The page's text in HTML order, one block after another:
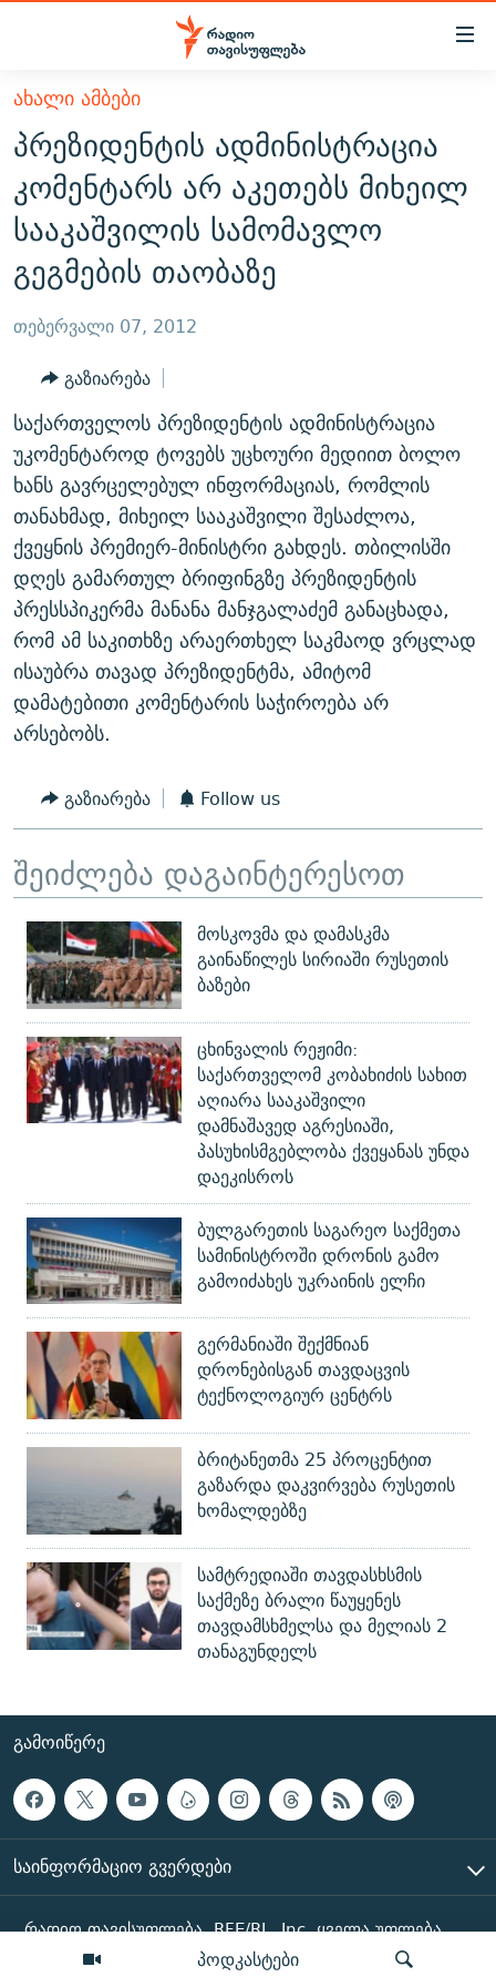
Accessibility
მთავარ
შინაარსზე
დაბრუნება
მთავარ
ნავიგაციაზე
დაბრუნება
ძიებაზე
დაბრუნება
ᲐᲮᲐᲚᲘ ᲐᲛᲑᲔᲑᲘ
ᲗᲔᲛᲔᲑᲘ
ᲞᲝᲚᲘᲢᲘᲙᲐ
ᲔᲙᲝᲜᲝᲛᲘᲙᲐ
ᲡᲐᲖᲝᲒᲐᲓᲝᲔᲑᲐ
ᲙᲣᲚᲢᲣᲠᲐ
ᲕᲘᲓᲔᲝ
ᲑᲚᲝᲒᲔᲑᲘ
ᲞᲝᲓᲙᲐᲡᲢᲔᲑᲘ
ᲐᲡᲐᲗᲘᲐᲜᲘᲡ ᲙᲣᲗᲮᲔ
60 ᲓᲔᲪᲘᲑᲔᲚᲘ
ᲒᲐᲜᲙᲘᲗᲮᲕᲘᲡ ᲓᲦᲔ
ᲓᲘᲚᲘᲡ ᲡᲐᲣᲑᲠᲔᲑᲘ
ᲛᲝᲚᲐᲞᲐᲠᲐᲙᲔ ᲢᲔᲥᲡᲢᲔᲑᲘ
ᲨᲘᲜ - ᲣᲪᲮᲝᲔᲗᲨᲘ
ᲚᲘᲢᲔᲠᲐᲢᲣᲠᲣᲚᲘ ᲬᲐᲮᲜᲐᲒᲔᲑᲘ
ᲐᲛᲔᲠᲘᲙᲣᲚᲘ ᲛᲝᲗᲮᲠᲝᲑᲐ
ᲘᲛᲞᲔᲠᲘᲐ ᲓᲐ ᲠᲐᲓᲘᲝ
ᲒᲐᲓᲐᲪᲔᲛᲔᲑᲘ
ᲤᲔᲜᲝᲕᲐᲜᲘ - 2.10
ᲞᲠᲝᲔᲥᲢᲔᲑᲘ
ᲣᲙᲠᲐᲘᲜᲐᲨᲘ ᲓᲐᲦᲣᲞᲣᲚᲘ ᲥᲐᲠᲗᲕᲔᲚᲘ ᲛᲔᲑᲠᲫᲝᲚᲔᲑᲘ - 2022
ᲓᲐᲛᲝᲣᲙᲘᲓᲔᲑᲚᲝᲑᲘᲡ 100 ᲬᲔᲚᲘ
ᲩᲔᲛᲘ ᲡᲘᲙᲕᲓᲘᲚᲘᲡ ᲛᲘᲖᲔᲖᲘᲐ COVID-19
11 ᲬᲔᲚᲘ - 11 ᲐᲛᲑᲐᲕᲘ
ᲡᲐᲞᲐᲠᲚᲐᲛᲔᲜᲢᲝ ᲐᲠᲩᲔᲕᲜᲔᲑᲘᲡ ᲘᲡᲢᲝᲠᲘᲐ
ᲑᲐᲕᲨᲕᲔᲑᲘ ᲞᲠᲝᲡᲢᲘᲢᲣᲪᲘᲐᲨᲘ - ᲐᲛᲝᲣᲗᲥᲛᲔᲚᲘ ᲐᲛᲑᲐᲕᲘ
5 ᲐᲛᲑᲐᲕᲘ - 20 ᲘᲕᲜᲘᲡᲡ ᲓᲐᲨᲐᲕᲔᲑᲣᲚᲔᲑᲘ
ᲐᲒᲕᲘᲡᲢᲝᲡ ᲝᲛᲘ
ЭХО КАВКАЗА
ᲒᲐᲛᲝᲘᲬᲔᲠᲔ
რთე/რთ-ის ყველა საიტი
პოდკასტები
ᲐᲮᲐᲚᲘ ᲐᲛᲑᲔᲑᲘ
პრეზიდენტის ადმინისტრაცია
კომენტარს არ აკეთებს მიხეილ
სააკაშვილის სამომავლო
გეგმების თაობაზე
თებერვალი 07, 2012
გაზიარება
საქართველოს პრეზიდენტის ადმინისტრაცია
უკომენტაროდ ტოვებს უცხოური მედიით ბოლო
ხანს გავრცელებულ ინფორმაციას, რომლის
თანახმად, მიხეილ სააკაშვილი შესაძლოა,
ქვეყნის პრემიერ-მინისტრი გახდეს. თბილისში
დღეს გამართულ ბრიფინგზე პრეზიდენტის
პრესსპიკერმა მანანა მანჯგალაძემ განაცხადა,
რომ ამ საკითხზე არაერთხელ საკმაოდ ვრცლად
ისაუბრა თავად პრეზიდენტმა, ამიტომ
დამატებითი კომენტარის საჭიროება არ
არსებობს.
გაზიარება Follow us
შეიძლება დაგაინტერესოთ
მოსკოვმა და დამასკმა
გაინაწილეს სირიაში რუსეთის
ბაზები
ცხინვალის რეჟიმი:
საქართველომ კობახიძის სახით
აღიარა სააკაშვილი
დამნაშავედ აგრესიაში,
პასუხისმგებლობა ქვეყანას უნდა
დაეკისროს
ბულგარეთის საგარეო საქმეთა
სამინისტროში დრონის გამო
გამოიძახეს უკრაინის ელჩი
გერმანიაში შექმნიან
დრონებისგან თავდაცვის
ტექნოლოგიურ ცენტრს
ბრიტანეთმა 25 პროცენტით
გაზარდა დაკვირვება რუსეთის
ხომალდებზე
სამტრედიაში თავდასხსმის
საქმეზე ბრალი წაუყენეს
თავდამსხმელსა და მელიას 2
თანაგუნდელს
ᲒᲐᲛᲝᲘᲬᲔᲠᲔ
ᲡᲐᲘᲜᲤᲝᲠᲛᲐᲪᲘᲝ ᲒᲕᲔᲠᲓᲔᲑᲘ
რადიო თავისუფლება, RFE/RL, Inc. ყველა უფლება
დაცულია